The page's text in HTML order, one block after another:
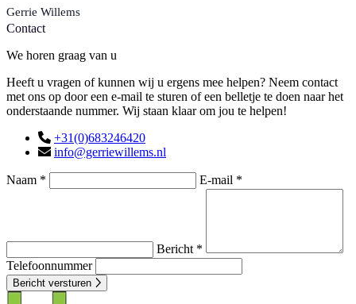
Gerrie Willems
Contact
We horen graag van u
Heeft u vragen of kunnen wij u ergens mee helpen? Neem contact
met ons op door een e-mail te sturen of een belletje te doen naar het
onderstaande nummer. Wij staan klaar om jou te helpen!
+31(0)683246420
info@gerriewillems.nl
Naam * E-mail *
Bericht *
Telefoonnummer
Bericht versturen